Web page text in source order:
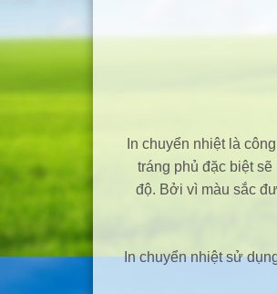
In chuyển nhiệt là
tráng phủ đặc biệt
độ. Bởi vì màu sắc
In chuyển nhiệt sử